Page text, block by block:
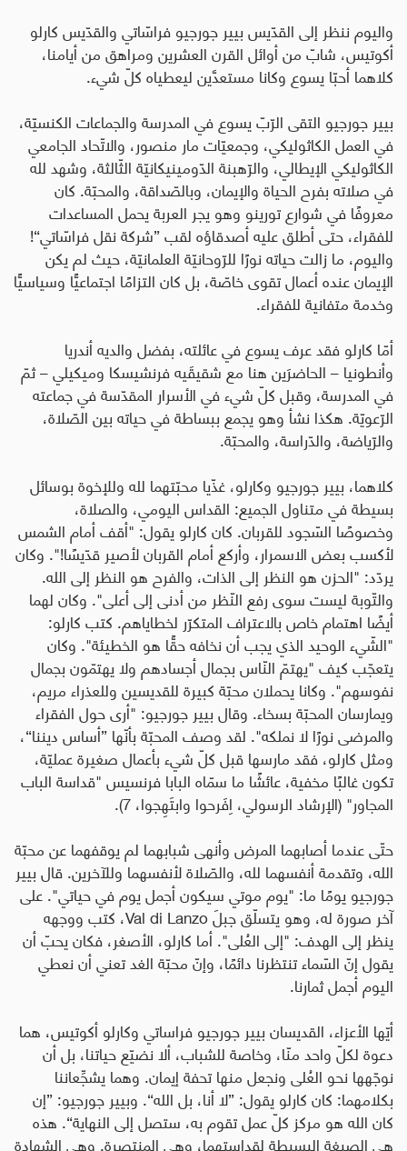
واليوم ننظر إلى القدّيس بيير جورجيو فراسّاتي والقدّيس كارلو
أكوتيس، شابّ من أوائل القرن العشرين ومراهق من أيامنا،
كلاهما أحبّا يسوع وكانا مستعدَّين ليعطياه كلّ شيء.
بيير جورجيو التقى الرّبّ يسوع في المدرسة والجماعات الكنسيّة،
في العمل الكاثوليكي، وجمعيّات مار منصور، والاتّحاد الجامعي
الكاثوليكي الإيطالي، والرّهبنة الدّومينيكانيّة الثّالثة، وشهد لله
في صلاته بفرح الحياة والإيمان، وبالصّداقة، والمحبّة. كان
معروفًا في شوارع تورينو وهو يجر العربة يحمل المساعدات
للفقراء، حتى أطلق عليه أصدقاؤه لقب”شركة نقل فراسّاتي“
!
واليوم، ما زالت حياته نورًا للرّوحانيّة العلمانيّة، حيث لم يكن
الإيمان عنده أعمال تقوى خاصّة، بل كان التزامًا اجتماعيًّا وسياسيًّا
وخدمة متفانية للفقراء.
أمّا كارلو فقد عرف يسوع في عائلته، بفضل والديه أندريا
وأنطونيا – الحاضرَين هنا مع شقيقَيه فرنشيسكا وميكيلي – ثمّ
في المدرسة، وقبل كلّ شيء في الأسرار المقدّسة في جماعته
الرّعويّة. هكذا نشأ وهو يجمع ببساطة في حياته بين الصّلاة،
والرّياضة، والدّراسة، والمحبّة.
كلاهما، بيير جورجيو وكارلو، غذّيا محبّتهما لله وللإخوة بوسائل
بسيطة في متناول الجميع: القداس اليومي، والصلاة،
وخصوصًا السّجود للقربان. كان كارلو يقول: "أقف أمام الشمس
لأكسب بعض الاسمرار، وأركع أمام القربان لأصير قدّيسًا!". وكان
يردّد: "الحزن هو النظر إلى الذات، والفرح هو النظر إلى الله.
والتّوبة ليست سوى رفع النّظر من أدنى إلى أعلى". وكان لهما
أيضًا اهتمام خاص بالاعتراف المتكرّر لخطاياهم. كتب كارلو:
"الشّيء الوحيد الذي يجب أن نخافه حقًّا هو الخطيئة". وكان
يتعجّب كيف "يهتمّ النّاس بجمال أجسادهم ولا يهتمّون بجمال
نفوسهم". وكانا يحملان محبّة كبيرة للقديسين وللعذراء مريم،
ويمارسان المحبّة بسخاء. وقال بيير جورجيو: "أرى حول الفقراء
والمرضى نورًا لا نملكه". لقد وصف المحبّة بأنّها”أساس ديننا“،
ومثل كارلو، فقد مارسها قبل كلّ شيء بأعمال صغيرة عمليّة،
تكون غالبًا مخفية، عائشًا ما سمّاه البابا فرنسيس "قداسة الباب
المجاور" (الإرشاد الرسولي، اِفَرحوا وابتَهِجوا، 7).
حتّى عندما أصابهما المرض وأنهى شبابهما لم يوقفهما عن محبّة
الله، وتقدمة أنفسهما لله، والصّلاة لأنفسهما وللآخرين. قال بيير
جورجيو يومًا ما: "يوم موتي سيكون أجمل يوم في حياتي". على
آخر صورة له، وهو يتسلّق جبلَVal di Lanzo، كتب ووجهه
ينظر إلى الهدف: "إلى العُلى". أما كارلو، الأصغر، فكان يحبّ أن
يقول إنّ السّماء تنتظرنا دائمًا، وإنّ محبّة الغد تعني أن نعطي
اليوم أجمل ثمارنا.
أيّها الأعزاء، القديسان بيير جورجيو فراساتي وكارلو أكوتيس، هما
دعوة لكلّ واحد منّا، وخاصة للشباب، ألا نضيّع حياتنا، بل أن
نوجّهها نحو العُلى ونجعل منها تحفة إيمان. وهما يشجِّعاننا
بكلامهما: كان كارلو يقول:”لا أنا، بل الله“. وبيير جورجيو:”إن
كان الله هو مركز كلّ عمل تقوم به، ستصل إلى النهاية“. هذه
هي الصيغة البسيطة لقداستهما، وهي المنتصرة. وهي الشهادة